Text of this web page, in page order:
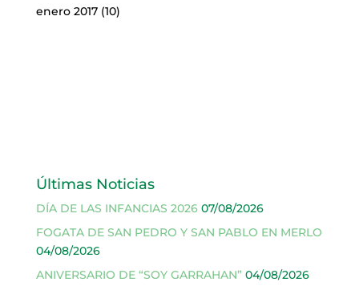
enero 2017(10)
Últimas Noticias
DÍA DE LAS INFANCIAS 2026 07/08/2026
FOGATA DE SAN PEDRO Y SAN PABLO EN MERLO
04/08/2026
ANIVERSARIO DE “SOY GARRAHAN” 04/08/2026